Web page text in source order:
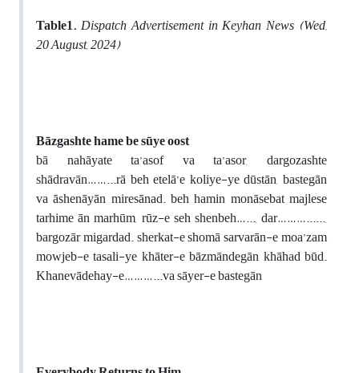
Table1. Dispatch Advertisement in Keyhan News (Wed,
20 August, 2024)
Bāzgashte hame be sūye oost
bā nahāyate ta’asof va ta’asor, dargozashte
shādravān……...rā beh etelā’e koliye-ye dūstān, bastegān
va āshenāyān miresānad. beh hamin monāsebat majlese
tarhime ān marhūm, rūz-e seh shenbeh…..., dar………......,
bargozār migardad. sherkat-e shomā sarvarān-e moa’zam
mowjeb-e tasali-ye khāter-e bāzmāndegān khāhad būd.
Khanevādehay-e………...va sāyer-e bastegān